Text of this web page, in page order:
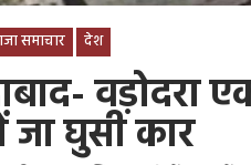
समाचार देश
वड़ोदरा
जा घुसी कार